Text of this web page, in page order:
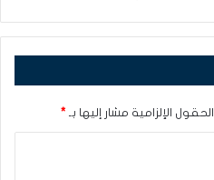
الحقول الإلزامية مشار إليها بـ *